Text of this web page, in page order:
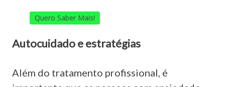
Quero Saber Mais!
Autocuidado e estratégias
Além do tratamento profissional, é